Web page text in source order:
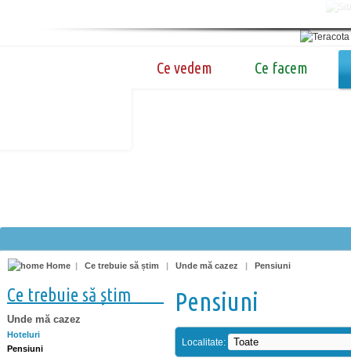
Ce vedem Ce facem
Home | Ce trebuie să știm | Unde mă cazez | Pensiuni
Ce trebuie să știm
Unde mă cazez
Hoteluri
Pensiuni
Pensiuni
Localitate: